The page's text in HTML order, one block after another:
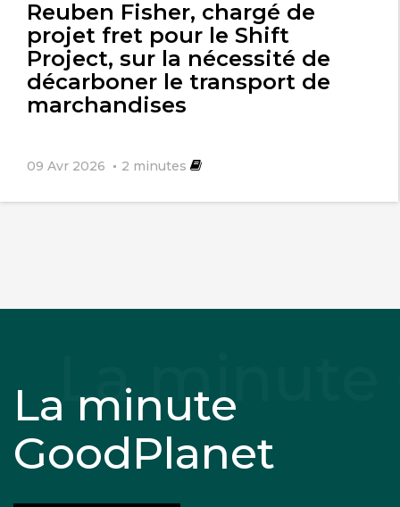
Reuben Fisher, chargé de
projet fret pour le Shift
Project, sur la nécessité de
décarboner le transport de
marchandises
09 Avr 2026 2 minutes
La minute
GoodPlanet